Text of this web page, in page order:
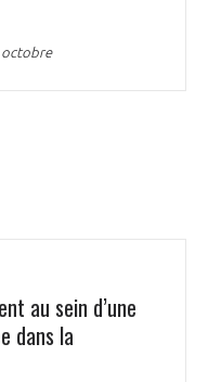
octobre
au sein d’une
dans la